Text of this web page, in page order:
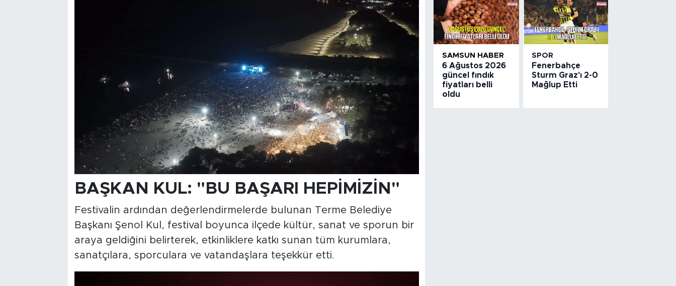
BAŞKAN KUL: "BU BAŞARI HEPİMİZİN"
Festivalin ardından değerlendirmelerde bulunan Terme Belediye
Başkanı Şenol Kul, festival boyunca ilçede kültür, sanat ve sporun bir
araya geldiğini belirterek, etkinliklere katkı sunan tüm kurumlara,
sanatçılara, sporculara ve vatandaşlara teşekkür etti.
SAMSUN HABER
6 Ağustos 2026
güncel fındık
fiyatları belli
oldu
SPOR
Fenerbahçe
Sturm Graz'ı 2-0
Mağlup Etti